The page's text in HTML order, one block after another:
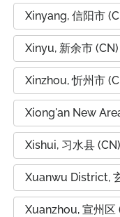
Xinyang, 信阳市
Xinyu, 新余市 (CN)
Xinzhou, 忻州市
Xiong'an New
Xishui, 习水县 (CN)
Xuanwu District,
Xuanzhou, 宣州区